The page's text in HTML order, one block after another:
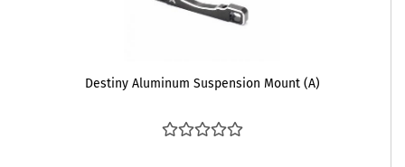
Destiny Aluminum Suspension Mount (A)